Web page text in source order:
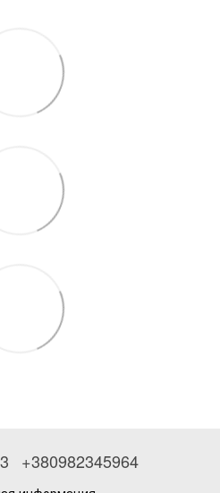
+380982345964